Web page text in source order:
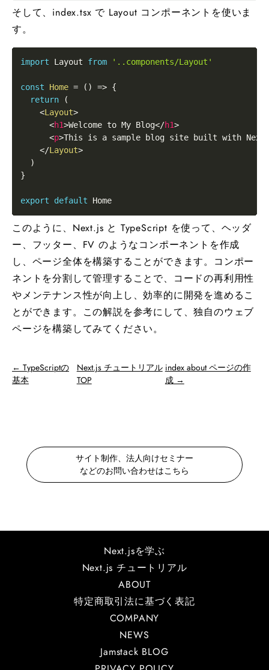
そして、index.tsx で Layout コンポーネントを使いま
す。
import Layout from '..components/Layout'
const Home = ( ) => {
return
(
<Layout>
<h1>Welcome to My Blog</h1>
<p>This is a sample blog site built with
</Layout>
)
}
export default Home
このように、Next.js と TypeScript を使って、ヘッダ
ー、フッター、FV のようなコンポーネントを作成
し、ページ全体を構築することができます。コンポー
ネントを分割して管理することで、コードの再利用性
やメンテナンス性が向上し、効率的に開発を進めるこ
とができます。この解説を参考にして、独自のウェブ
ページを構築してみてください。
← TypeScriptの
基本
Next.js チュートリアル
TOP
index about ページの作
成→
サイト制作、法人向けセミナー
などのお問い合わせはこちら
Next.jsを学ぶ
Next.js チュートリアル
ABOUT
特定商取引法に基づく表記
COMPANY
NEWS
Jamstack BLOG